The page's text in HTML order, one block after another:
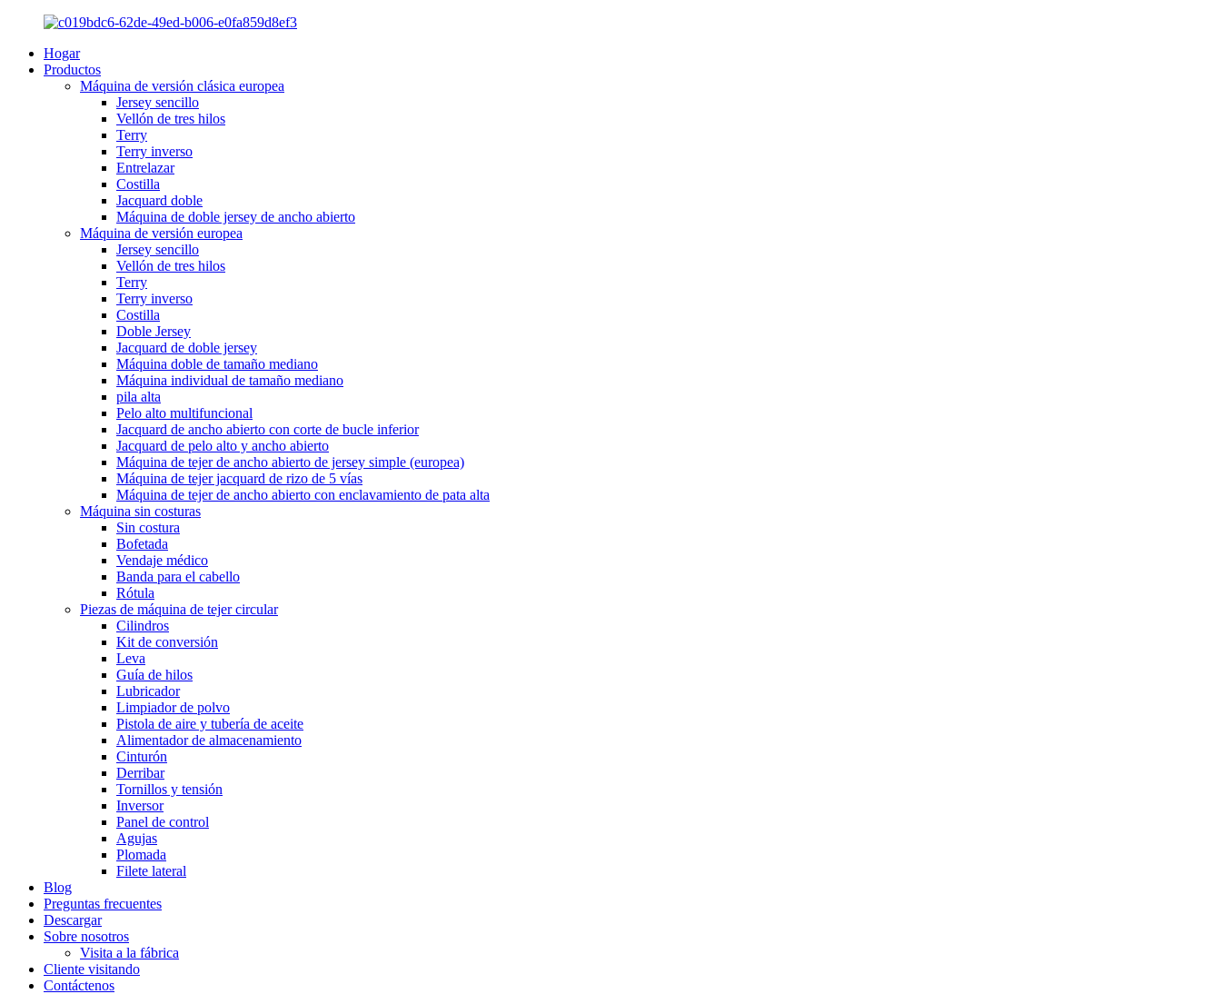
Hogar
Productos
Máquina de versión clásica europea
Jersey sencillo
Vellón de tres hilos
Terry
Terry inverso
Entrelazar
Costilla
Jacquard doble
Máquina de doble jersey de ancho abierto
Máquina de versión europea
Jersey sencillo
Vellón de tres hilos
Terry
Terry inverso
Costilla
Doble Jersey
Jacquard de doble jersey
Máquina doble de tamaño mediano
Máquina individual de tamaño mediano
pila alta
Pelo alto multifuncional
Jacquard de ancho abierto con corte de bucle inferior
Jacquard de pelo alto y ancho abierto
Máquina de tejer de ancho abierto de jersey simple (europea)
Máquina de tejer jacquard de rizo de 5 vías
Máquina de tejer de ancho abierto con enclavamiento de pata alta
Máquina sin costuras
Sin costura
Bofetada
Vendaje médico
Banda para el cabello
Rótula
Piezas de máquina de tejer circular
Cilindros
Kit de conversión
Leva
Guía de hilos
Lubricador
Limpiador de polvo
Pistola de aire y tubería de aceite
Alimentador de almacenamiento
Cinturón
Derribar
Tornillos y tensión
Inversor
Panel de control
Agujas
Plomada
Filete lateral
Blog
Preguntas frecuentes
Descargar
Sobre nosotros
Visita a la fábrica
Cliente visitando
Contáctenos